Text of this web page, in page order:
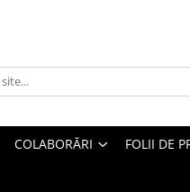
COLABORĂRI FOLII DE